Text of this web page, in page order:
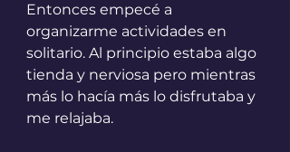
Entonces empecé a
organizarme actividades en
solitario. Al principio estaba algo
tienda y nerviosa pero mientras
más lo hacía más lo disfrutaba y
me relajaba.